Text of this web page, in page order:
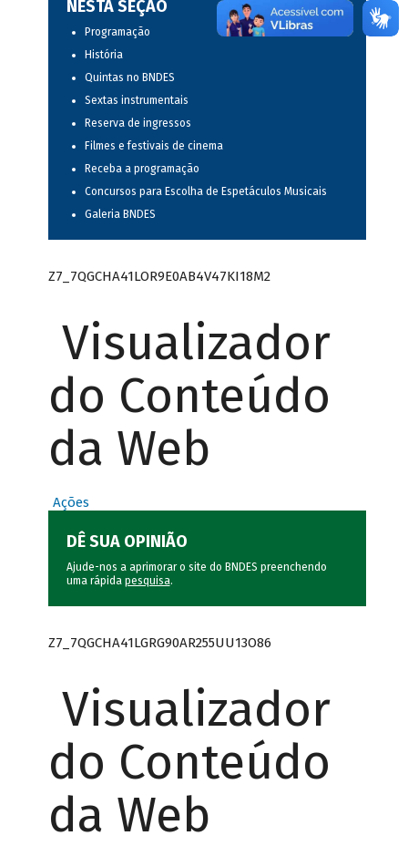
NESTA SEÇÃO
Programação
História
Quintas no BNDES
Sextas instrumentais
Reserva de ingressos
Filmes e festivais de cinema
Receba a programação
Concursos para Escolha de Espetáculos Musicais
Galeria BNDES
Z7_7QGCHA41LOR9E0AB4V47KI18M2
Visualizador
do Conteúdo
da Web
Ações
DÊ SUA OPINIÃO
Ajude-nos a aprimorar o site do BNDES preenchendo
uma rápida pesquisa.
Z7_7QGCHA41LGRG90AR255UU13O86
Visualizador
do Conteúdo
da Web